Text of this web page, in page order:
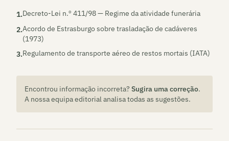
1.Decreto-Lei n.º 411/98 — Regime da atividade funerária
2.Acordo de Estrasburgo sobre trasladação de cadáveres
(1973)
3.Regulamento de transporte aéreo de restos mortais (IATA)
Encontrou informação incorreta? Sugira uma correção.
A nossa equipa editorial analisa todas as sugestões.